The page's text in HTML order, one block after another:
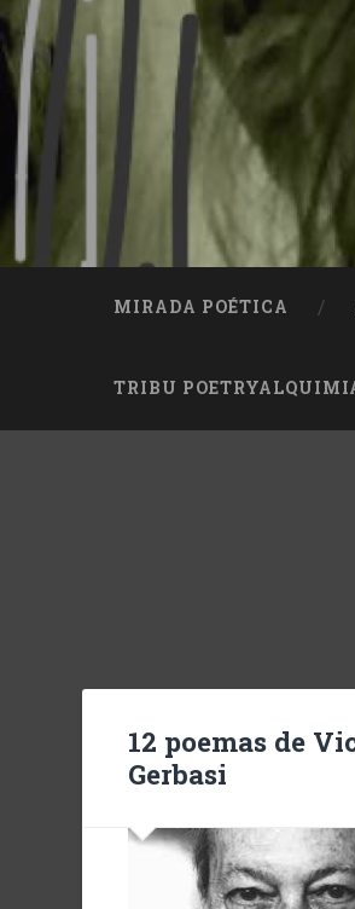
Skip
to
content
Search
MIRADA POÉTICA
TRIBU
12 poemas de
Gerbasi